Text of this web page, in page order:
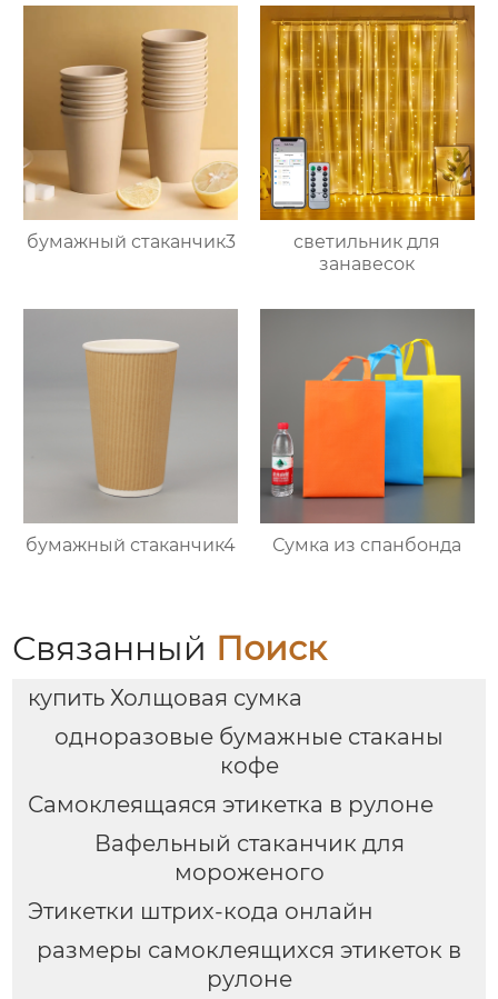
бумажный стаканчик3
светильник для
занавесок
бумажный стаканчик4 Сумка из спанбонда
Связанный Поиск
купить Холщовая сумка
одноразовые бумажные стаканы
кофе
Самоклеящаяся этикетка в рулоне
Вафельный стаканчик для
мороженого
Этикетки штрих-кода онлайн
размеры самоклеящихся этикеток в
рулоне